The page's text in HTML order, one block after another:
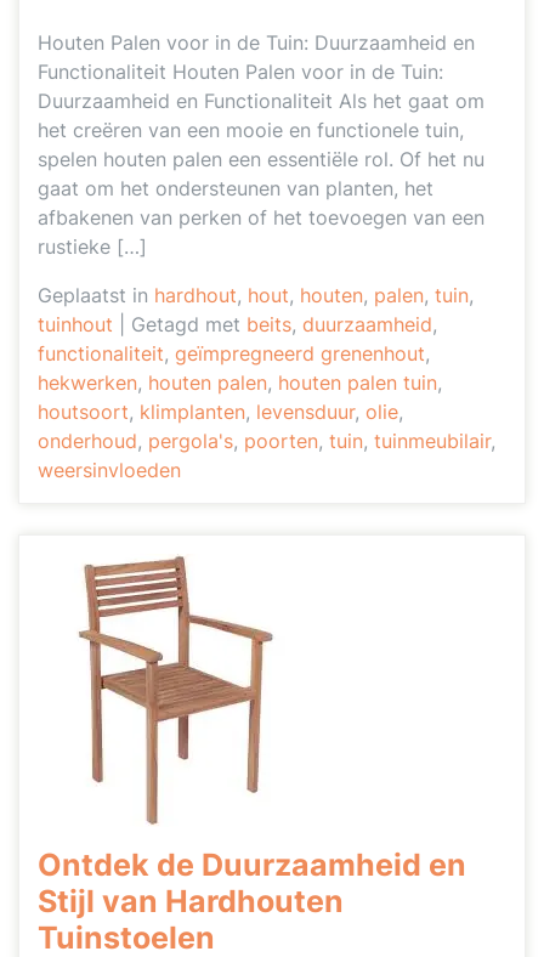
Houten Palen voor in de Tuin: Duurzaamheid en
Functionaliteit Houten Palen voor in de Tuin:
Duurzaamheid en Functionaliteit Als het gaat om
het creëren van een mooie en functionele tuin,
spelen houten palen een essentiële rol. Of het nu
gaat om het ondersteunen van planten, het
afbakenen van perken of het toevoegen van een
rustieke […]
Geplaatst in hardhout, hout, houten, palen, tuin,
tuinhout
Getagd met beits, duurzaamheid,
functionaliteit, geïmpregneerd grenenhout,
hekwerken, houten palen, houten palen tuin,
houtsoort, klimplanten, levensduur, olie,
onderhoud, pergola's, poorten, tuin, tuinmeubilair,
weersinvloeden
Ontdek de Duurzaamheid en
Stijl van Hardhouten
Tuinstoelen